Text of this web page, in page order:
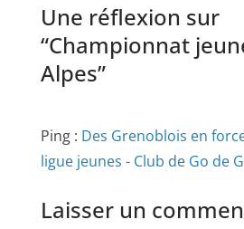
Une réflexion sur
“Championnat
Alpes”
Ping : Des Grenoblois en
ligue jeunes - Club de Go de
Laisser un